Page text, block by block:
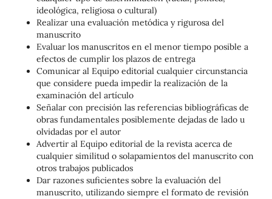
ideológica, religiosa o cultural)
Realizar una evaluación metódica y rigurosa del
manuscrito
Evaluar los manuscritos en el menor tiempo posible a
efectos de cumplir los plazos de entrega
Comunicar al Equipo editorial cualquier circunstancia
que considere pueda impedir la realización de la
examinación del artículo
Señalar con precisión las referencias bibliográficas de
obras fundamentales posiblemente dejadas de lado u
olvidadas por el autor
Advertir al Equipo editorial de la revista acerca de
cualquier similitud o solapamientos del manuscrito con
otros trabajos publicados
Dar razones suficientes sobre la evaluación del
manuscrito, utilizando siempre el formato de revisión